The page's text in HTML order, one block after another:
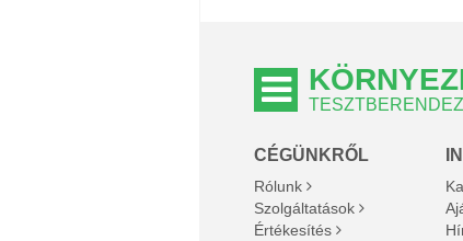
CÉGÜNKRŐL
Rólunk
Szolgáltatások
Értékesítés